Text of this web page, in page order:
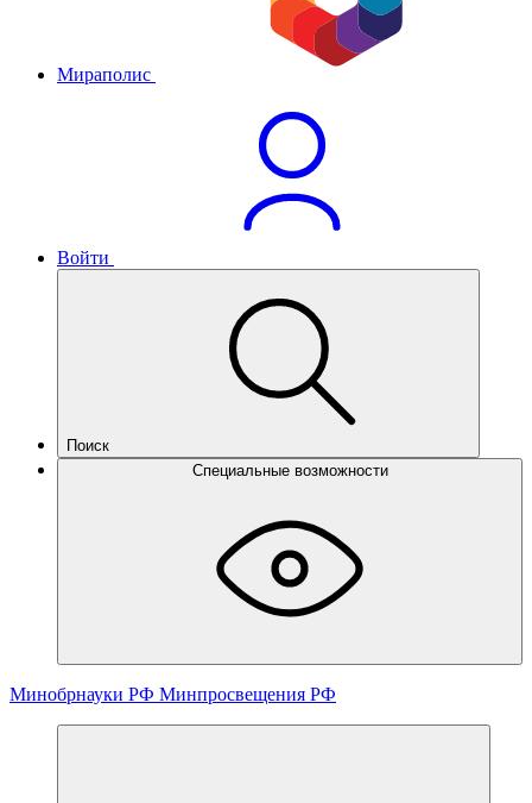
Мираполис
Войти
Поиск
Специальные возможности
Минобрнауки РФ Минпросвещения РФ